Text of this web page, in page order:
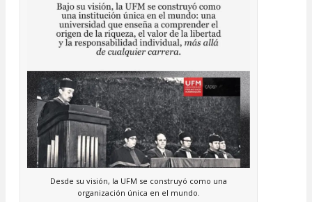
Desde su visión, la UFM se construyó como una
organización única en el mundo.